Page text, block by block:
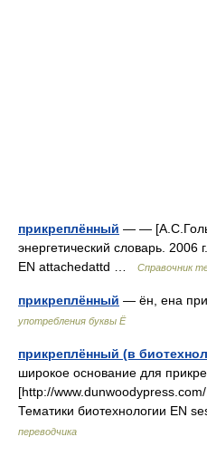
прикреплённый — —
энергетический словарь. 2006
EN attachedattd …
Справочник
прикреплённый — ён, ена
употребления буквы Ё
прикреплённый (в
широкое основание для
[http://
Тематики биотехнологии EN
переводчика